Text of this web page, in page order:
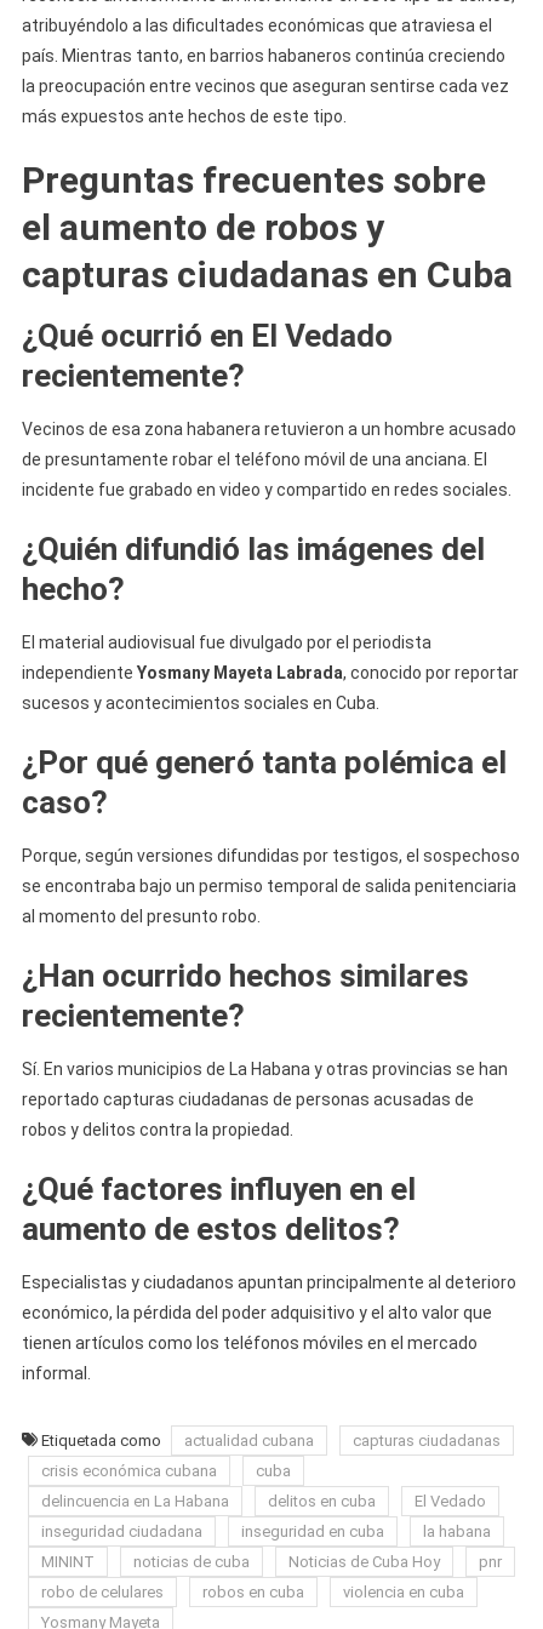
atribuyéndolo a las dificultades económicas que atraviesa el
país. Mientras tanto, en barrios habaneros continúa creciendo
la preocupación entre vecinos que aseguran sentirse cada vez
más expuestos ante hechos de este tipo.
Preguntas frecuentes sobre
el aumento de robos y
capturas ciudadanas en Cuba
¿Qué ocurrió en El Vedado
recientemente?
Vecinos de esa zona habanera retuvieron a un hombre acusado
de presuntamente robar el teléfono móvil de una anciana. El
incidente fue grabado en video y compartido en redes sociales.
¿Quién difundió las imágenes del
hecho?
El material audiovisual fue divulgado por el periodista
independiente Yosmany Mayeta Labrada, conocido por reportar
sucesos y acontecimientos sociales en Cuba.
¿Por qué generó tanta polémica el
caso?
Porque, según versiones difundidas por testigos, el sospechoso
se encontraba bajo un permiso temporal de salida penitenciaria
al momento del presunto robo.
¿Han ocurrido hechos similares
recientemente?
Sí. En varios municipios de La Habana y otras provincias se han
reportado capturas ciudadanas de personas acusadas de
robos y delitos contra la propiedad.
¿Qué factores influyen en el
aumento de estos delitos?
Especialistas y ciudadanos apuntan principalmente al deterioro
económico, la pérdida del poder adquisitivo y el alto valor que
tienen artículos como los teléfonos móviles en el mercado
informal.
Etiquetada como actualidad cubana
capturas ciudadanas
crisis económica cubana
cuba
delincuencia en La Habana
delitos en cuba
El Vedado
inseguridad ciudadana
inseguridad en cuba
la habana
MININT
noticias de cuba Noticias de Cuba Hoy
pnr
robo de celulares
robos en cuba
violencia en cuba
Yosmany Mayeta